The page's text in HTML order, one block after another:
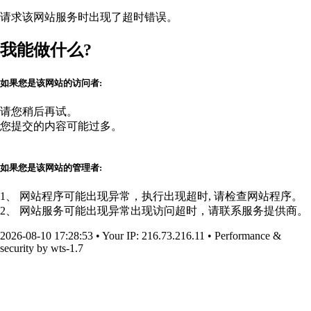
请求该网站服务时出现了超时错误。
我能做什么?
如果您是该网站的访问者:
请您稍后再试。
您提交的内容可能过多。
如果您是该网站的管理者:
1、 网站程序可能出现异常，执行出现超时, 请检查网站程序。
2、 网站服务可能出现异常出现访问超时，请联系服务提供商。
2026-08-10 17:28:53 • Your IP: 216.73.216.11 • Performance &
security by wts-1.7